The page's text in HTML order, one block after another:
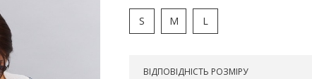
S M L
ВІДПОВІДНІСТЬ РОЗМІРУ